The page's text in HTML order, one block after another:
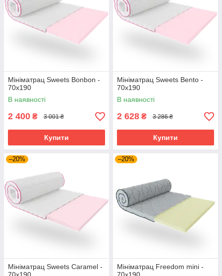
Мініматрац Sweets Bonbon -
70х190
В наявності
2 400 ₴ 3 001 ₴
Купити
Мініматрац Sweets Bento -
70х190
В наявності
2 628 ₴ 3 286 ₴
Купити
–20%
Мініматрац Sweets Caramel -
–20%
Мініматрац Freedom mini -